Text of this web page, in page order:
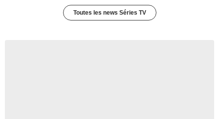
Toutes les news Séries TV